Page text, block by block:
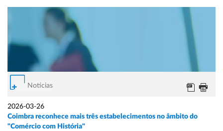
Notícias
2026-03-26
Coimbra reconhece mais três estabelecimentos no âmbito do
"Comércio com História"